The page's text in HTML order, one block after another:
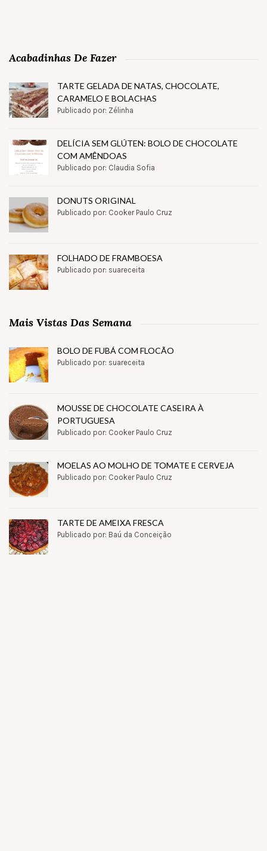
Acabadinhas De Fazer
TARTE GELADA DE NATAS, CHOCOLATE,
CARAMELO E BOLACHAS
Publicado por: Zélinha
DELÍCIA SEM GLÚTEN: BOLO DE CHOCOLATE
COM AMÊNDOAS
Publicado por: Claudia Sofia
DONUTS ORIGINAL
Publicado por: Cooker Paulo Cruz
FOLHADO DE FRAMBOESA
Publicado por: suareceita
Mais Vistas Das Semana
BOLO DE FUBÁ COM FLOCÃO
Publicado por: suareceita
MOUSSE DE CHOCOLATE CASEIRA À
PORTUGUESA
Publicado por: Cooker Paulo Cruz
MOELAS AO MOLHO DE TOMATE E CERVEJA
Publicado por: Cooker Paulo Cruz
TARTE DE AMEIXA FRESCA
Publicado por: Baú da Conceição